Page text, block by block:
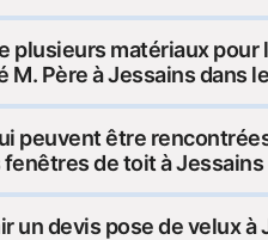
plusieurs matériaux pour
M. Père à Jessains dans
peuvent être
de toit à Jessains
un devis pose de velux à